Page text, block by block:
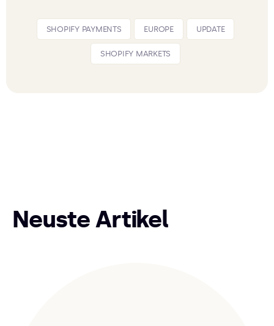
SHOPIFY PAYMENTS EUROPE UPDATE
SHOPIFY MARKETS
Neuste Artikel